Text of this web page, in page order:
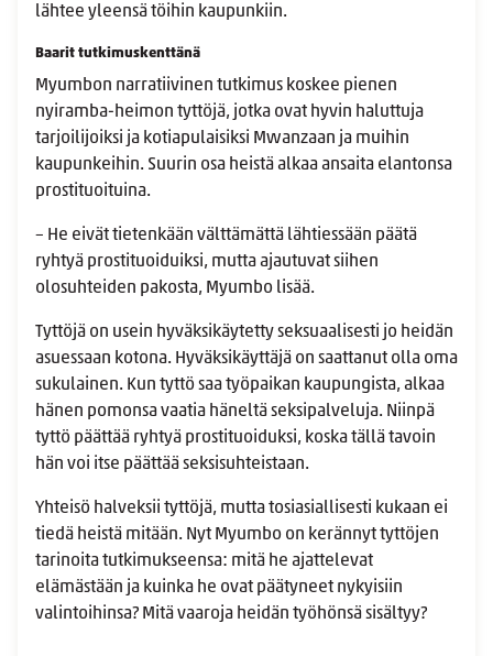
lähtee yleensä töihin kaupunkiin.
Baarit tutkimuskenttänä
Myumbon narratiivinen tutkimus koskee pienen
nyiramba-heimon tyttöjä, jotka ovat hyvin haluttuja
tarjoilijoiksi ja kotiapulaisiksi Mwanzaan ja muihin
kaupunkeihin. Suurin osa heistä alkaa ansaita elantonsa
prostituoituina.
– He eivät tietenkään välttämättä lähtiessään päätä
ryhtyä prostituoiduiksi, mutta ajautuvat siihen
olosuhteiden pakosta, Myumbo lisää.
Tyttöjä on usein hyväksikäytetty seksuaalisesti jo heidän
asuessaan kotona. Hyväksikäyttäjä on saattanut olla oma
sukulainen. Kun tyttö saa työpaikan kaupungista, alkaa
hänen pomonsa vaatia häneltä seksipalveluja. Niinpä
tyttö päättää ryhtyä prostituoiduksi, koska tällä tavoin
hän voi itse päättää seksisuhteistaan.
Yhteisö halveksii tyttöjä, mutta tosiasiallisesti kukaan ei
tiedä heistä mitään. Nyt Myumbo on kerännyt tyttöjen
tarinoita tutkimukseensa: mitä he ajattelevat
elämästään ja kuinka he ovat päätyneet nykyisiin
valintoihinsa? Mitä vaaroja heidän työhönsä sisältyy?